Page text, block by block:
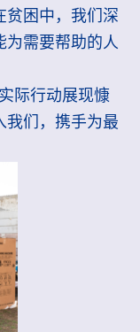
贫困中，我们深
为需要帮助的人
际行动展现慷
我们，携手为最